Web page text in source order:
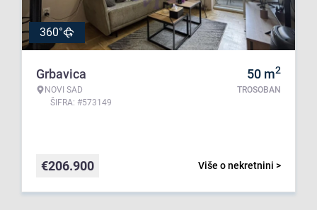
360°
Grbavica
NOVI SAD
ŠIFRA: #573149
50 m2
TROSOBAN
Više o nekretnini >
€206.900